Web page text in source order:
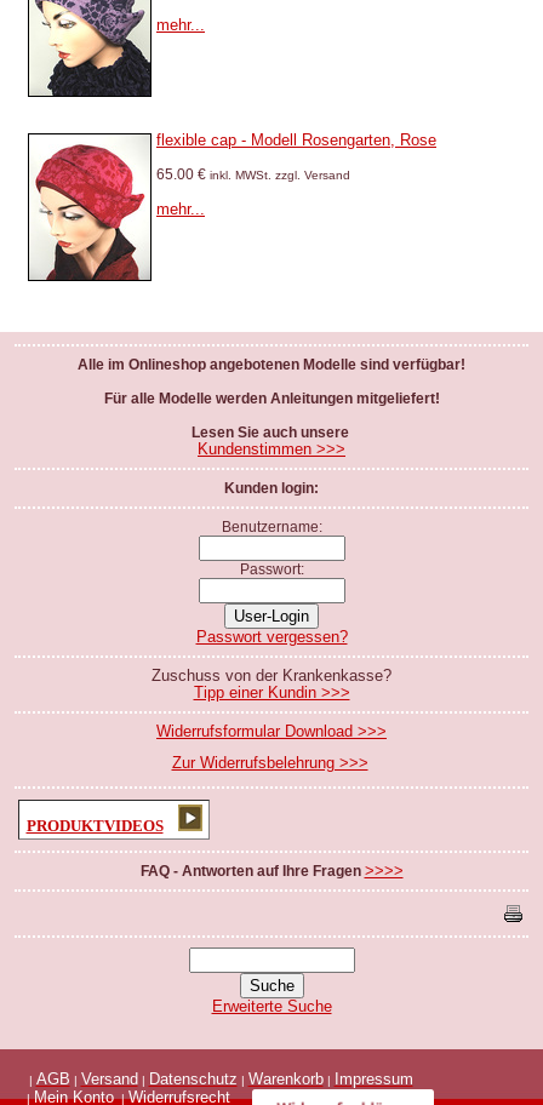
mehr...
flexible cap - Modell Rosengarten, Rose
65.00 € inkl. MWSt. zzgl. Versand
mehr...
Alle im Onlineshop angebotenen Modelle sind verfügbar!
Für alle Modelle werden Anleitungen mitgeliefert!
Lesen Sie auch unsere
Kundenstimmen >>>
Kunden login:
Benutzername:
Passwort:
Passwort vergessen?
Zuschuss von der Krankenkasse?
Tipp einer Kundin >>>
Widerrufsformular Download >>>
Zur Widerrufsbelehrung >>>
PRODUKTVIDEOS
FAQ - Antworten auf Ihre Fragen >>>>
Erweiterte Suche
| AGB | Versand | Datenschutz | Warenkorb| Impressum
|Mein Konto |Widerrufsrecht